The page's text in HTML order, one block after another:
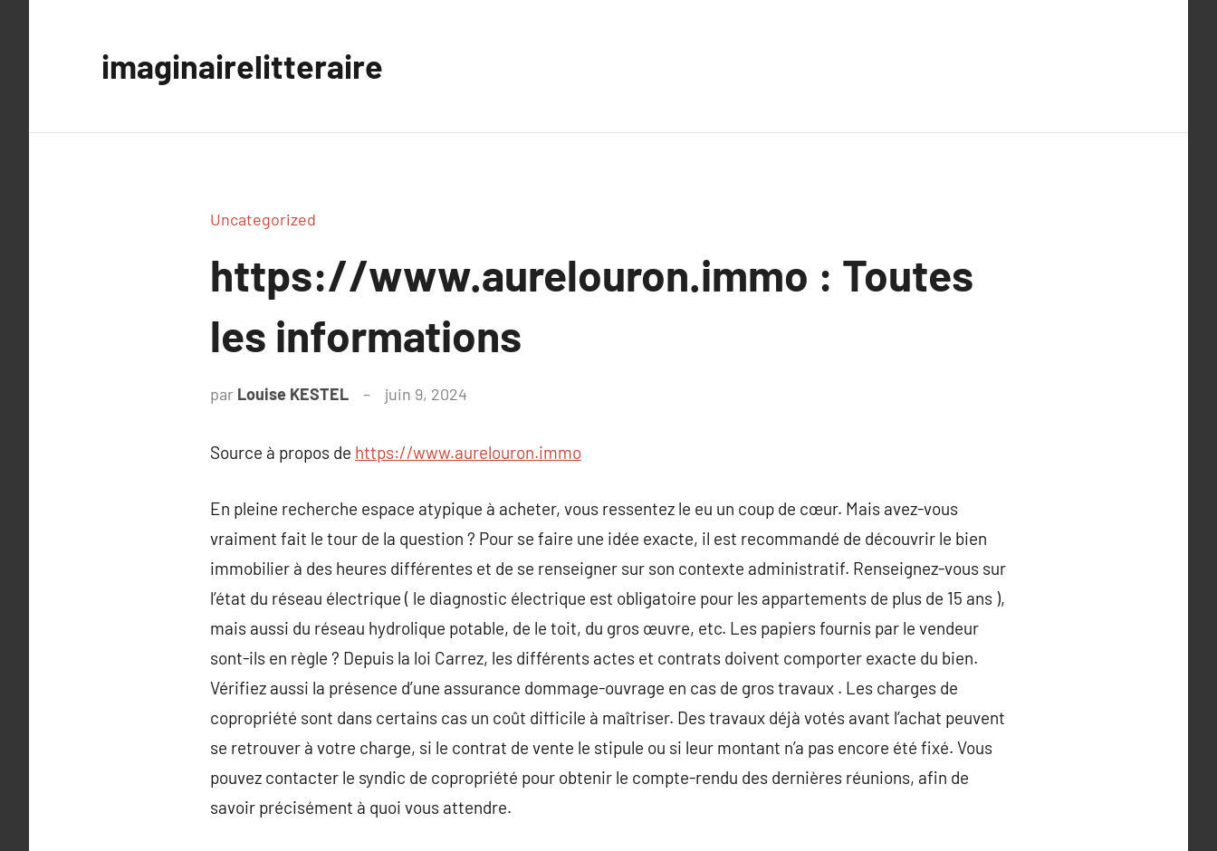
imaginairelitteraire
Uncategorized
https://www.aurelouron.immo : Toutes
les informations
par Louise KESTEL juin 9, 2024
Source à propos de https://www.aurelouron.immo
En pleine recherche espace atypique à acheter, vous ressentez le eu un coup de cœur. Mais avez-vous
vraiment fait le tour de la question ? Pour se faire une idée exacte, il est recommandé de découvrir le bien
immobilier à des heures différentes et de se renseigner sur son contexte administratif. Renseignez-vous sur
l’état du réseau électrique ( le diagnostic électrique est obligatoire pour les appartements de plus de 15 ans ),
mais aussi du réseau hydrolique potable, de le toit, du gros œuvre, etc. Les papiers fournis par le vendeur
sont-ils en règle ? Depuis la loi Carrez, les différents actes et contrats doivent comporter exacte du bien.
Vérifiez aussi la présence d’une assurance dommage-ouvrage en cas de gros travaux . Les charges de
copropriété sont dans certains cas un coût difficile à maîtriser. Des travaux déjà votés avant l’achat peuvent
se retrouver à votre charge, si le contrat de vente le stipule ou si leur montant n’a pas encore été fixé. Vous
pouvez contacter le syndic de copropriété pour obtenir le compte-rendu des dernières réunions, afin de
savoir précisément à quoi vous attendre.